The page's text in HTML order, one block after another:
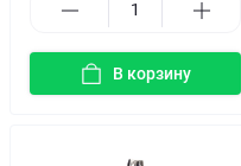
В корзину